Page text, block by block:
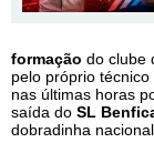
formação do clube
pelo próprio técnico
nas últimas horas
saída do SL
dobradinha